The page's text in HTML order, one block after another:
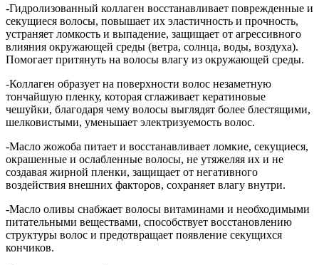
-Гидролизованный коллаген восстанавливает поврежденные и
секущиеся волосы, повышает их эластичность и прочность,
устраняет ломкость и выпадение, защищает от агрессивного
влияния окружающей среды (ветра, солнца, воды, воздуха).
Помогает притянуть на волосы влагу из окружающей среды.
-Коллаген образует на поверхности волос незаметную
тончайшую пленку, которая сглаживает кератиновые
чешуйки, благодаря чему волосы выглядят более блестящими,
шелковистыми, уменьшает электризуемость волос.
-Масло жожоба питает и восстанавливает ломкие, секущиеся,
окрашенные и ослабленные волосы, не утяжеляя их и не
создавая жирной пленки, защищает от негативного
воздействия внешних факторов, сохраняет влагу внутри.
-Масло оливы снабжает волосы витаминами и необходимыми
питательными веществами, способствует восстановлению
структуры волос и предотвращает появление секущихся
кончиков.